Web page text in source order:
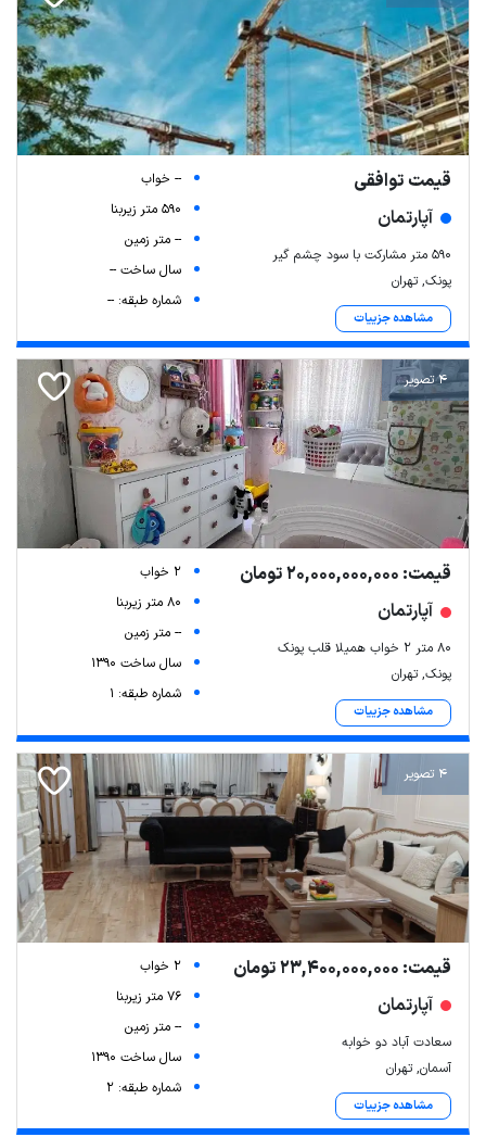
قیمت توافقی
آپارتمان
۵۹۰ متر مشارکت با سود چشم گیر
پونک, تهران
مشاهده جزییات
-- خواب
590 متر زیربنا
-- متر زمین
سال ساخت --
شماره طبقه: --
4 تصویر
قیمت: 20,000,000,000 تومان
آپارتمان
۸۰ متر ۲ خواب همیلا قلب پونک
پونک, تهران
مشاهده جزییات
2 خواب
80 متر زیربنا
-- متر زمین
سال ساخت 1390
شماره طبقه: 1
4 تصویر
قیمت: 23,400,000,000 تومان
آپارتمان
سعادت آباد دو خوابه
آسمان, تهران
مشاهده جزییات
2 خواب
76 متر زیربنا
-- متر زمین
سال ساخت 1390
شماره طبقه: 2